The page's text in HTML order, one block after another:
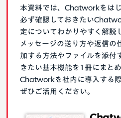
本資料では、Chatworkをは
必ず確認しておきたい
定についてわかりやすく解説
メッセージの送り方や返信の
加する方法やファイルを添付
きたい基本機能を1冊にまとめ
Chatworkを社内に導入する際
ぜひご活用ください。